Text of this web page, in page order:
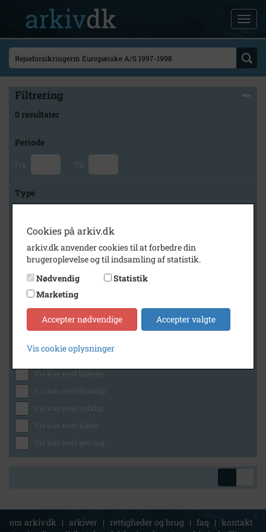
Filtrering
0 resultater
Periode
Fra Til
Type
Arkiv
Brødrene Grams historiske arkiv og museum
Generelt
Vis kun med billeder
Vis kun med filmklip
Vis kun med lydklip
Vis kun med kilder
Vis kun med geo-tag
om arkiv.dk | arkiver | rettigheder og brug | faq | kontakt
Cookies på arkiv.dk
arkiv.dk anvender cookies til at forbedre din
brugeroplevelse og til indsamling af statistik.
Nødvendig
Statistik
Marketing
Accepter nødvendige Accepter valgte
Vis cookie oplysninger